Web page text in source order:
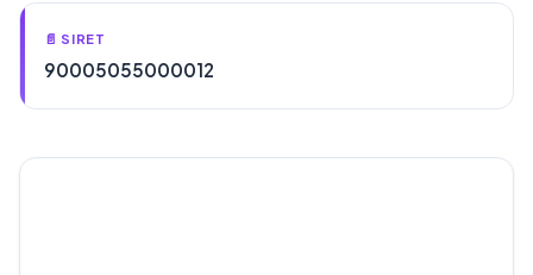
📄 SIRET
90005055000012